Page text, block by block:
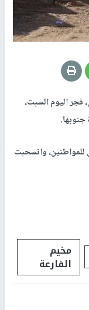
فجر اليوم السبت،
جنوبها.
للمواطنين، وانسحبت
مخيم
الفارعة